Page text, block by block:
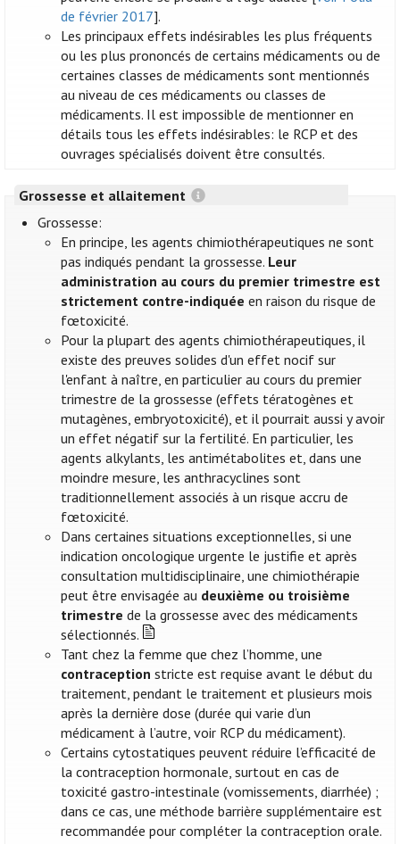
de février 2017].
Les principaux effets indésirables les plus fréquents
ou les plus prononcés de certains médicaments ou de
certaines classes de médicaments sont mentionnés
au niveau de ces médicaments ou classes de
médicaments. Il est impossible de mentionner en
détails tous les effets indésirables: le RCP et des
ouvrages spécialisés doivent être consultés.
Grossesse et allaitement
Grossesse:
En principe, les agents chimiothérapeutiques ne sont
pas indiqués pendant la grossesse. Leur
administration au cours du premier trimestre est
strictement contre-indiquée en raison du risque de
fœtoxicité.
Pour la plupart des agents chimiothérapeutiques, il
existe des preuves solides d'un effet nocif sur
l'enfant à naître, en particulier au cours du premier
trimestre de la grossesse (effets tératogènes et
mutagènes, embryotoxicité), et il pourrait aussi y avoir
un effet négatif sur la fertilité. En particulier, les
agents alkylants, les antimétabolites et, dans une
moindre mesure, les anthracyclines sont
traditionnellement associés à un risque accru de
fœtoxicité.
Dans certaines situations exceptionnelles, si une
indication oncologique urgente le justifie et après
consultation multidisciplinaire, une chimiothérapie
peut être envisagée au deuxième ou troisième
trimestre de la grossesse avec des médicaments
sélectionnés.
Tant chez la femme que chez l’homme, une
contraception stricte est requise avant le début du
traitement, pendant le traitement et plusieurs mois
après la dernière dose (durée qui varie d’un
médicament à l’autre, voir RCP du médicament).
Certains cytostatiques peuvent réduire l’efficacité de
la contraception hormonale, surtout en cas de
toxicité gastro-intestinale (vomissements, diarrhée) ;
dans ce cas, une méthode barrière supplémentaire est
recommandée pour compléter la contraception orale.